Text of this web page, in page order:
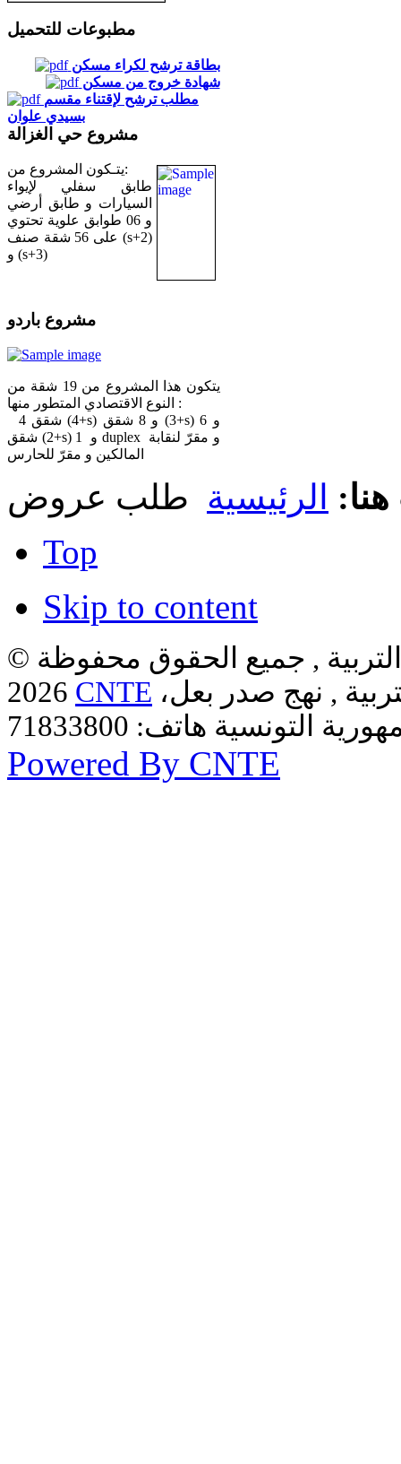
مطبوعات للتحميل
بطاقة ترشح لكراء مسكن
شهادة خروج من مسكن
مطلب ترشح لإقتناء مقسم
بسيدي علوان
مشروع حي الغزالة
يتـكون المشروع من:
طابق سفلي لإيواء
السيارات و طابق أرضي
و 06 طوابق علوية تحتوي
على 56 شقة صنف (s+2)
و (s+3)
مشروع باردو
يتكون هذا المشروع من 19 شقة من
النوع الاقتصادي المتطور منها :
4 شقق (4+s) و 8 شقق (3+s) و 6
شقق (2+s) و 1 duplex و مقرّ لنقابة
المالكين و مقرّ للحارس
الرئيسية طلب عروض
Top
Skip to content
, جميع الحقوق محفوظة ©
CNTE , نهج صدر بعل،
Powered By CNTE